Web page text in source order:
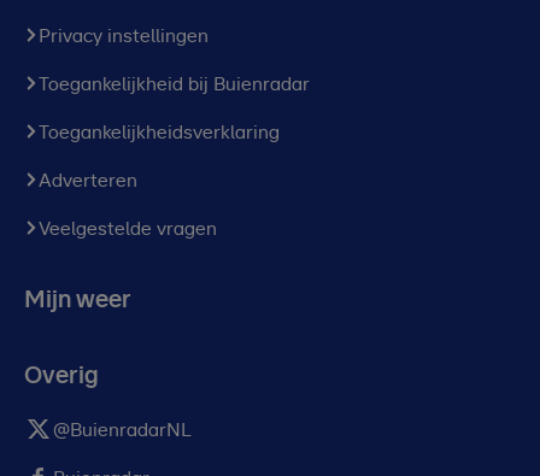
Privacy instellingen
Toegankelijkheid bij Buienradar
Toegankelijkheidsverklaring
Adverteren
Veelgestelde vragen
Mijn weer
Overig
@BuienradarNL